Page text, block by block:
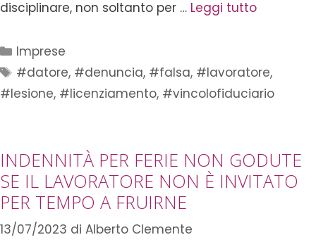
disciplinare, non soltanto per … Leggi tutto
Imprese
#datore, #denuncia, #falsa, #lavoratore,
#lesione, #licenziamento, #vincolofiduciario
INDENNITÀ PER FERIE NON GODUTE
SE IL LAVORATORE NON È INVITATO
PER TEMPO A FRUIRNE
13/07/2023 di Alberto Clemente